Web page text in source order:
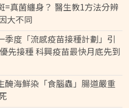
真菌纏身？ 醫生教1方法分辨
大不同
季度「流感疫苗接種計劃」引
先接種 科興疫苗最快月底先到
醃海鮮染「食腦蟲」腸道嚴重